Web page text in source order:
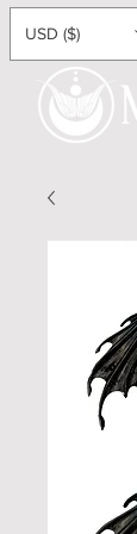
USD ($)